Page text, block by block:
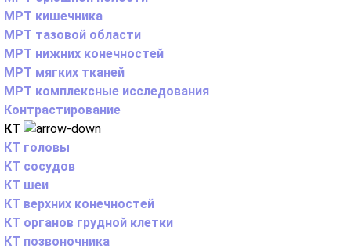
МРТ кишечника
МРТ тазовой области
МРТ нижних конечностей
МРТ мягких тканей
МРТ комплексные исследования
Контрастирование
КТ
КТ головы
КТ сосудов
КТ шеи
КТ верхних конечностей
КТ органов грудной клетки
КТ позвоночника